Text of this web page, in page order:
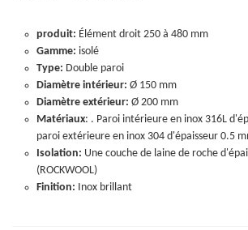
produit: Élément droit 250 à 480 mm
Gamme: isolé
Type: Double paroi
Diamètre intérieur: Ø 150 mm
Diamètre extérieur: Ø 200 mm
Matériaux: . Paroi intérieure en inox 316L
paroi extérieure en inox 304 d'épaisseur 0.5
Isolation: Une couche de laine de roche
(ROCKWOOL)
Finition: Inox brillant